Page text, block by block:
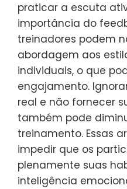
praticar a escuta
importância do
treinadores podem
abordagem aos
individuais, o que
engajamento.
real e não fornecer
também pode
treinamento. Essas
impedir que os
plenamente suas
inteligência